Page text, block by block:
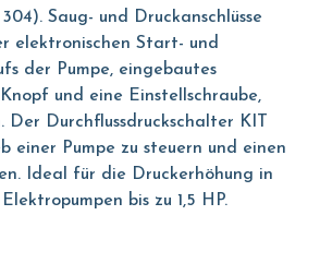
Saug- und Druckanschlüsse
elektronischen Start- und
der Pumpe, eingebautes
und eine Einstellschraube,
Durchflussdruckschalter KIT
einer Pumpe zu steuern und einen
Ideal für die Druckerhöhung in
bis zu 1,5 HP.